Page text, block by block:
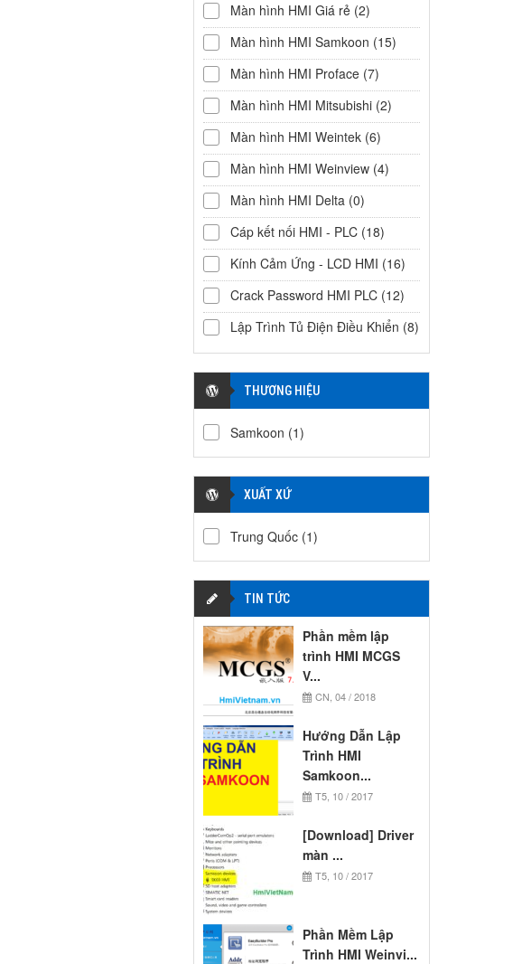
Màn hình HMI Giá rẻ (2)
Màn hình HMI Samkoon (15)
Màn hình HMI Proface (7)
Màn hình HMI Mitsubishi (2)
Màn hình HMI Weintek (6)
Màn hình HMI Weinview (4)
Màn hình HMI Delta (0)
Cáp kết nối HMI - PLC (18)
Kính Cảm Ứng - LCD HMI (16)
Crack Password HMI PLC (12)
Lập Trình Tủ Điện Điều Khiển (8)
THƯƠNG HIỆU
Samkoon (1)
XUẤT XỨ
Trung Quốc (1)
TIN TỨC
Phần mềm lập
trình HMI MCGS
V...
CN, 04 / 2018
Hướng Dẫn Lập
Trình HMI
Samkoon...
T5, 10 / 2017
[Download] Driver
màn ...
T5, 10 / 2017
Phần Mềm Lập
Trình HMI Weinvi...